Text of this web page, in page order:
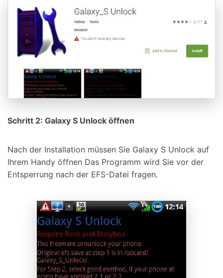
Schritt 2: Galaxy S Unlock öffnen
Nach der Installation müssen Sie Galaxy S Unlock auf
Ihrem Handy öffnen Das Programm wird Sie vor der
Entsperrung nach der EFS-Datei fragen.